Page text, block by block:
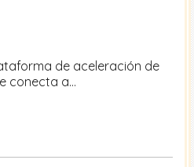
de aceleración de
conecta a…